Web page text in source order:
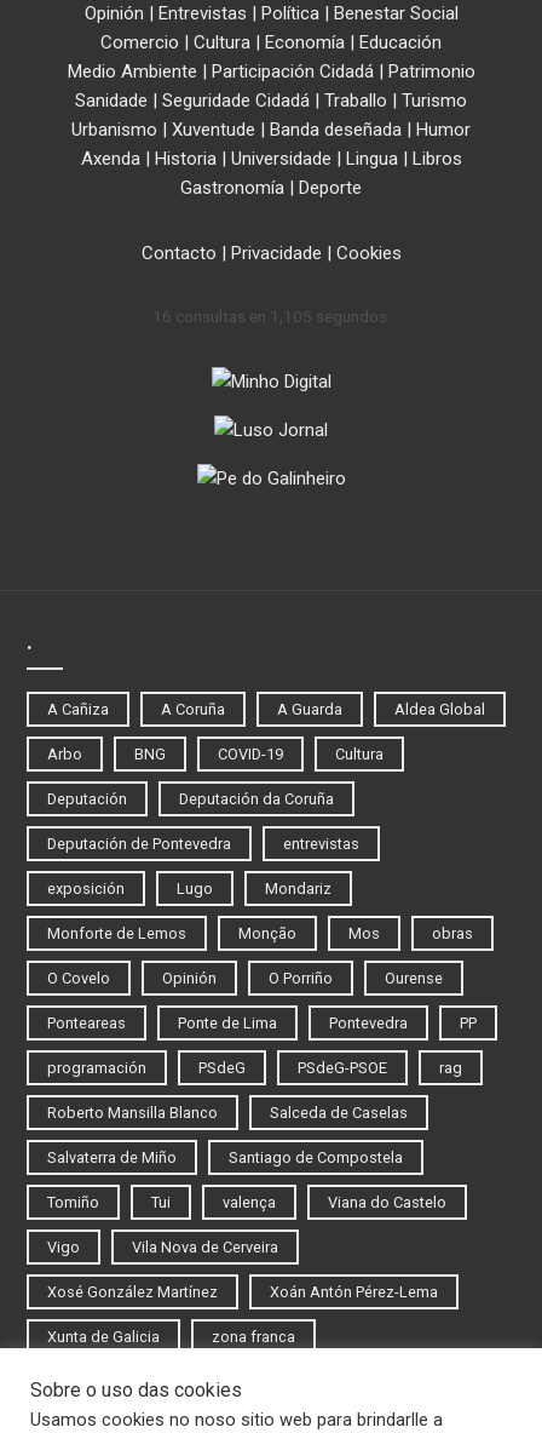
Opinión | Entrevistas | Política| Benestar Social
Comercio | Cultura | Economía | Educación
Medio Ambiente | Participación Cidadá| Patrimonio
Sanidade | Seguridade Cidadá | Traballo | Turismo
Urbanismo | Xuventude | Banda deseñada | Humor
Axenda| Historia| Universidade | Lingua| Libros
Gastronomía | Deporte
Contacto | Privacidade | Cookies
16 consultas en 1,105 segundos.
.
A Cañiza A Coruña A Guarda Aldea Global
Arbo BNG COVID-19 Cultura
Deputación Deputación da Coruña
Deputación de Pontevedra entrevistas
exposición Lugo Mondariz
Monforte de Lemos Monção Mos obras
O Covelo Opinión O Porriño Ourense
Ponteareas Ponte de Lima Pontevedra PP
programación PSdeG PSdeG-PSOE rag
Roberto Mansilla Blanco Salceda de Caselas
Salvaterra de Miño Santiago de Compostela
Tomiño Tui valença Viana do Castelo
Vigo Vila Nova de Cerveira
Xosé González Martínez Xoán Antón Pérez-Lema
Xunta de Galicia zona franca
Iniciar sesión
Sobre o uso das cookies
Usamos cookies no noso sitio web para brindarlle a